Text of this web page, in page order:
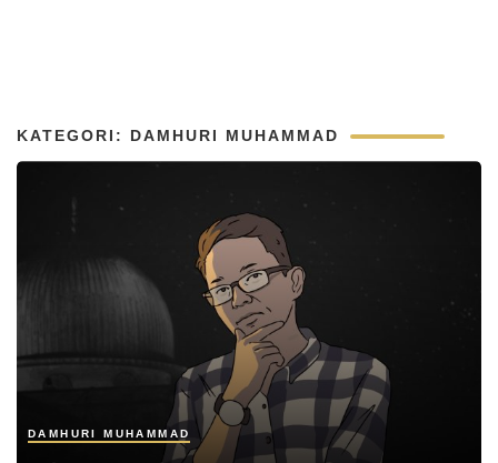
KATEGORI: DAMHURI MUHAMMAD
DAMHURI MUHAMMAD